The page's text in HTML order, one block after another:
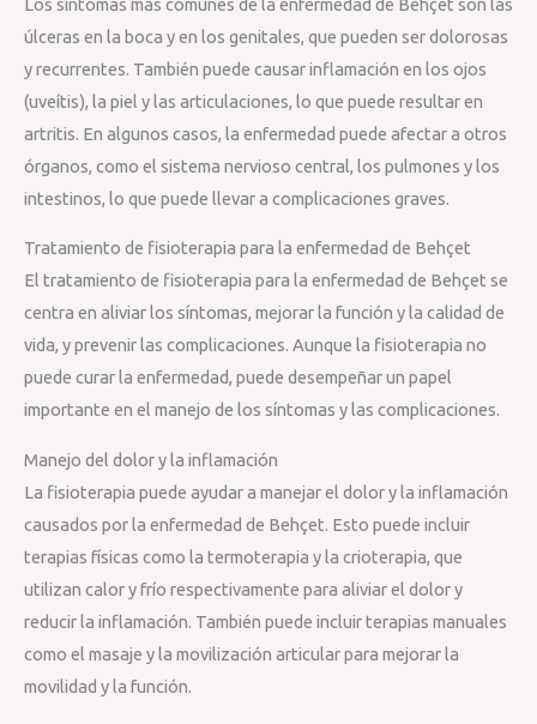
úlceras en la boca y en los genitales, que pueden ser dolorosas
y recurrentes. También puede causar inflamación en los ojos
(uveítis), la piel y las articulaciones, lo que puede resultar en
artritis. En algunos casos, la enfermedad puede afectar a otros
órganos, como el sistema nervioso central, los pulmones y los
intestinos, lo que puede llevar a complicaciones graves.
Tratamiento de fisioterapia para la enfermedad de Behçet
El tratamiento de fisioterapia para la enfermedad de Behçet se
centra en aliviar los síntomas, mejorar la función y la calidad de
vida, y prevenir las complicaciones. Aunque la fisioterapia no
puede curar la enfermedad, puede desempeñar un papel
importante en el manejo de los síntomas y las complicaciones.
Manejo del dolor y la inflamación
La fisioterapia puede ayudar a manejar el dolor y la inflamación
causados por la enfermedad de Behçet. Esto puede incluir
terapias físicas como la termoterapia y la crioterapia, que
utilizan calor y frío respectivamente para aliviar el dolor y
reducir la inflamación. También puede incluir terapias manuales
como el masaje y la movilización articular para mejorar la
movilidad y la función.